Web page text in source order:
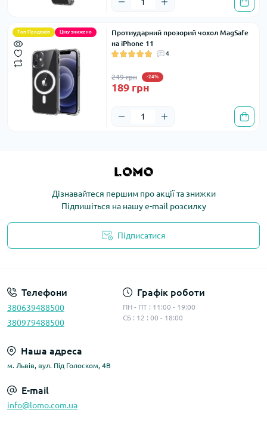
Топ Продажів Ціну знижено
Протиударний прозорий чохол MagSafe
на iPhone 11
4
249 грн -24%
189 грн
Дізнавайтеся першим про акції та знижки
Підпишіться на нашу e-mail розсилку
Підписатися
Телефони
380639488500
380979488500
Графік роботи
ПН - ПТ : 11:00 - 19:00
СБ : 12 : 00 - 18:00
Наша адреса
м. Львів, вул. Під Голоском, 4В
E-mail
info@lomo.com.ua